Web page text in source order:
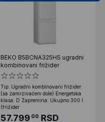
BEKO B5BCNA325HS ugradni
kombinovani frižider
Tip: Ugradni kombinovani frižider
(sa zamrzivačem dole) Energetska
klasa: D Zapremina: Ukupno 300 l
(frižider
57.799 00 RSD